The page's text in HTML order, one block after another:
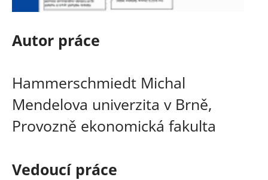
Autor práce
Hammerschmiedt Michal
Mendelova univerzita v Brně,
Provozně ekonomická fakulta
Vedoucí práce